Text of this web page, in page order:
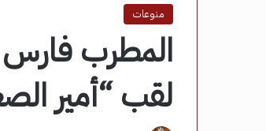
منوعات
المطرب
لقب “أمير